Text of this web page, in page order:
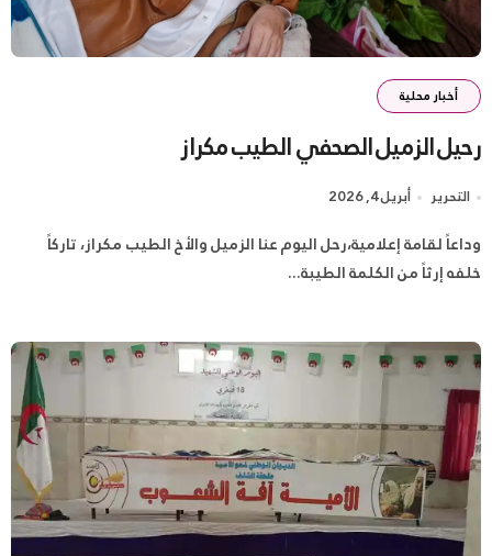
أخبار محلية
رحيل الزميل الصحفي الطيب مكراز
التحرير أبريل 4, 2026
وداعاً لقامة إعلامية،​رحل اليوم عنا الزميل والأخ الطيب مكراز، تاركاً
خلفه إرثاً من الكلمة الطيبة...